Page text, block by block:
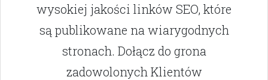
wysokiej jakości linków SEO, które
są publikowane na wiarygodnych
stronach. Dołącz do grona
zadowolonych Klientów